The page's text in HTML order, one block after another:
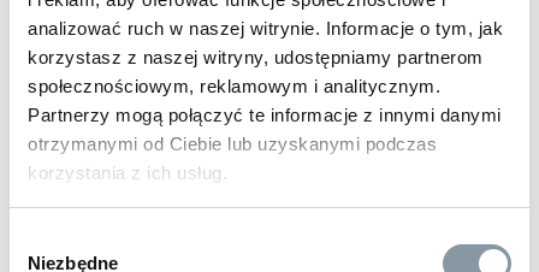
analizować ruch w naszej witrynie. Informacje o tym, jak
korzystasz z naszej witryny, udostępniamy partnerom
społecznościowym, reklamowym i analitycznym.
Partnerzy mogą połączyć te informacje z innymi danymi
otrzymanymi od Ciebie lub uzyskanymi podczas
korzystania z ich usług.
zgody
Niezbędne